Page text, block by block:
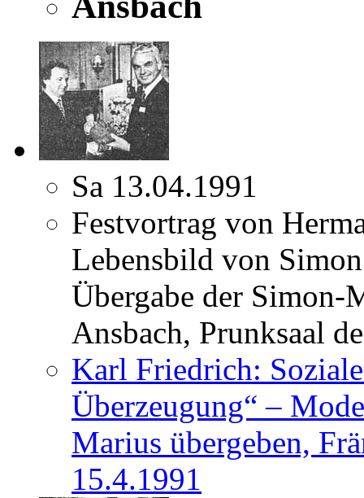
Sa 13.04.1991
Festvortrag von
Lebensbild von
Übergabe der Simon-
Ansbach, Prunksaal
Karl Friedrich:
Überzeugung“ –
Marius übergeben,
15.4.1991